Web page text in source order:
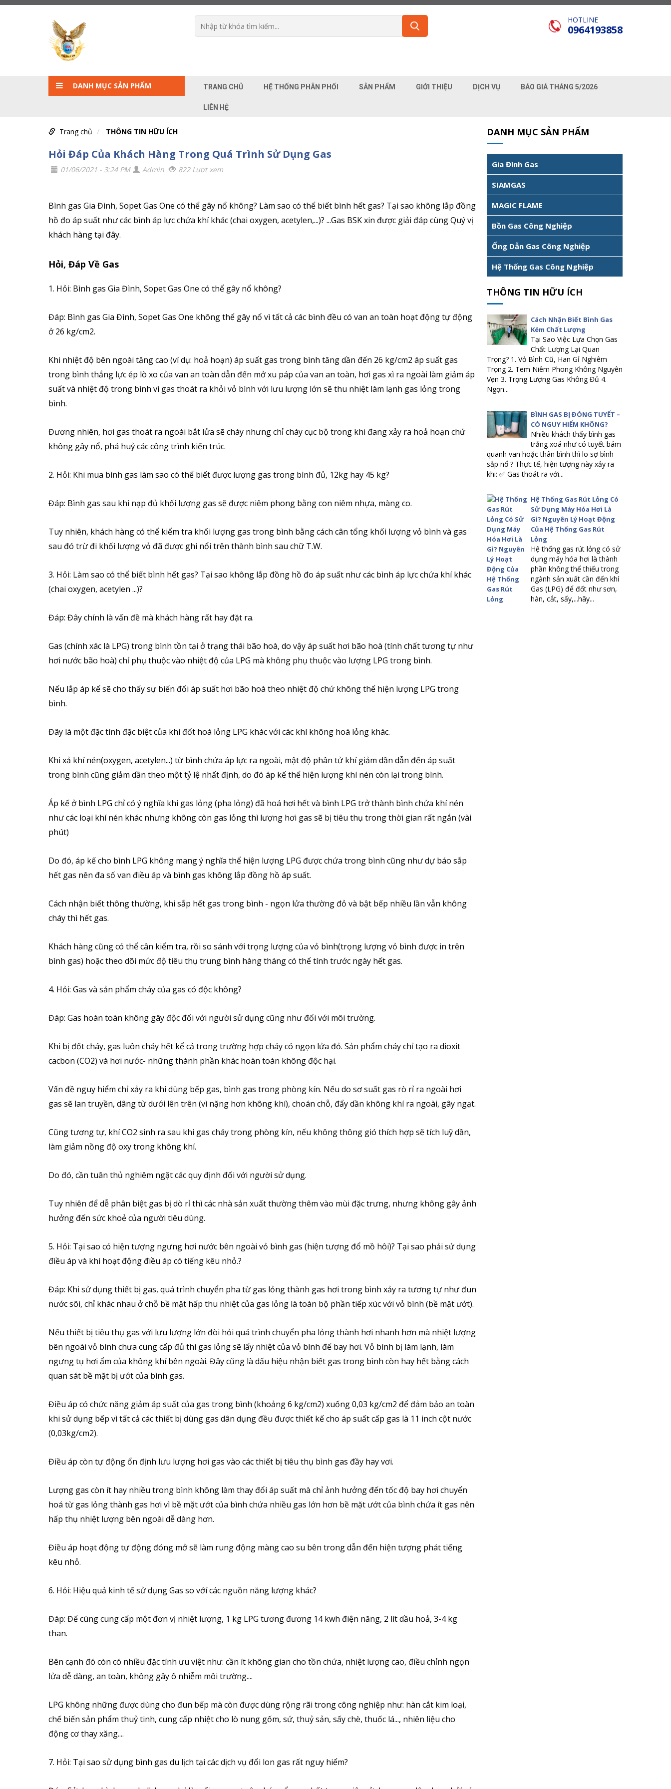
HOTLINE
0964193858
DANH MỤC SẢN PHẨM TRANG CHỦ HỆ THỐNG PHÂN PHỐI SẢN PHẨM GIỚI THIỆU DỊCH VỤ BÁO GIÁ THÁNG 5/2026
LIÊN HỆ
Trang chủ THÔNG TIN HỮU ÍCH
Hỏi Đáp Của Khách Hàng Trong Quá Trình Sử Dụng Gas
01/06/2021 - 3:24 PM Admin 822 Lượt xem
Bình gas Gia Đình, Sopet Gas One có thể gây nổ không? Làm sao có thể biết bình hết gas? Tại sao không lắp đồng
hồ đo áp suất như các bình áp lực chứa khí khác (chai oxygen, acetylen,...)? ...Gas BSK xin được giải đáp cùng Quý vị
khách hàng tại đây.
Hỏi, Đáp Về Gas
1. Hỏi: Bình gas Gia Đình, Sopet Gas One có thể gây nổ không?
Đáp: Bình gas Gia Đình, Sopet Gas One không thể gây nổ vì tất cả các bình đều có van an toàn hoạt động tự động
ở 26 kg/cm2.
Khi nhiệt độ bên ngoài tăng cao (ví dụ: hoả hoạn) áp suất gas trong bình tăng dần đến 26 kg/cm2 áp suất gas
trong bình thắng lực ép lò xo của van an toàn dẫn đến mở xu páp của van an toàn, hơi gas xì ra ngoài làm giảm áp
suất và nhiệt độ trong bình vì gas thoát ra khỏi vỏ bình với lưu lượng lớn sẽ thu nhiệt làm lạnh gas lỏng trong
bình.
Đương nhiên, hơi gas thoát ra ngoài bắt lửa sẽ cháy nhưng chỉ cháy cục bộ trong khi đang xảy ra hoả hoạn chứ
không gây nổ, phá huỷ các công trình kiến trúc.
2. Hỏi: Khi mua bình gas làm sao có thể biết được lượng gas trong bình đủ, 12kg hay 45 kg?
Đáp: Bình gas sau khi nạp đủ khối lượng gas sẽ được niêm phong bằng con niêm nhựa, màng co.
Tuy nhiên, khách hàng có thể kiểm tra khối lượng gas trong bình bằng cách cân tổng khối lượng vỏ bình và gas
sau đó trừ đi khối lượng vỏ đã được ghi nổi trên thành bình sau chữ T.W.
3. Hỏi: Làm sao có thể biết bình hết gas? Tại sao không lắp đồng hồ đo áp suất như các bình áp lực chứa khí khác
(chai oxygen, acetylen ...)?
Đáp: Đây chính là vấn đề mà khách hàng rất hay đặt ra.
Gas (chính xác là LPG) trong bình tồn tại ở trạng thái bão hoà, do vậy áp suất hơi bão hoà (tính chất tương tự như
hơi nước bão hoà) chỉ phụ thuộc vào nhiệt độ của LPG mà không phụ thuộc vào lượng LPG trong bình.
Nếu lắp áp kế sẽ cho thấy sự biến đổi áp suất hơi bão hoà theo nhiệt độ chứ không thể hiện lượng LPG trong
bình.
Đây là một đặc tính đặc biệt của khí đốt hoá lỏng LPG khác với các khí không hoá lỏng khác.
Khi xả khí nén(oxygen, acetylen...) từ bình chứa áp lực ra ngoài, mật độ phân tử khí giảm dần dẫn đến áp suất
trong bình cũng giảm dần theo một tỷ lệ nhất định, do đó áp kế thể hiện lượng khí nén còn lại trong bình.
Áp kế ở bình LPG chỉ có ý nghĩa khi gas lỏng (pha lỏng) đã hoá hơi hết và bình LPG trở thành bình chứa khí nén
như các loại khí nén khác nhưng không còn gas lỏng thì lượng hơi gas sẽ bị tiêu thụ trong thời gian rất ngắn (vài
phút)
Do đó, áp kế cho bình LPG không mang ý nghĩa thể hiện lượng LPG được chứa trong bình cũng như dự báo sắp
hết gas nên đa số van điều áp và bình gas không lắp đồng hồ áp suất.
Cách nhận biết thông thường, khi sắp hết gas trong bình - ngọn lửa thường đỏ và bật bếp nhiều lần vẫn không
cháy thì hết gas.
Khách hàng cũng có thể cân kiểm tra, rồi so sánh với trọng lượng của vỏ bình(trọng lượng vỏ bình được in trên
bình gas) hoặc theo dõi mức độ tiêu thụ trung bình hàng tháng có thể tính trước ngày hết gas.
4. Hỏi: Gas và sản phẩm cháy của gas có độc không?
Đáp: Gas hoàn toàn không gây độc đối với người sử dụng cũng như đối với môi trường.
Khi bị đốt cháy, gas luôn cháy hết kể cả trong trường hợp cháy có ngọn lửa đỏ. Sản phẩm cháy chỉ tạo ra dioxit
cacbon (CO2) và hơi nước- những thành phần khác hoàn toàn không độc hại.
Vấn đề nguy hiểm chỉ xảy ra khi dùng bếp gas, bình gas trong phòng kín. Nếu do sơ suất gas rò rỉ ra ngoài hơi
gas sẽ lan truyền, dâng từ dưới lên trên (vì nặng hơn không khí), choán chỗ, đẩy dần không khí ra ngoài, gây ngạt.
Cũng tương tự, khí CO2 sinh ra sau khi gas cháy trong phòng kín, nếu không thông gió thích hợp sẽ tích luỹ dần,
làm giảm nồng độ oxy trong không khí.
Do đó, cần tuân thủ nghiêm ngặt các quy định đối với người sử dụng.
Tuy nhiên để dễ phân biệt gas bị dò rỉ thì các nhà sản xuất thường thêm vào mùi đặc trưng, nhưng không gây ảnh
hưởng đến sức khoẻ của người tiêu dùng.
5. Hỏi: Tại sao có hiện tượng ngưng hơi nước bên ngoài vỏ bình gas (hiện tượng đổ mồ hôi)? Tại sao phải sử dụng
điều áp và khi hoạt động điều áp có tiếng kêu nhỏ.?
Đáp: Khi sử dụng thiết bị gas, quá trình chuyển pha từ gas lỏng thành gas hơi trong bình xảy ra tương tự như đun
nước sôi, chỉ khác nhau ở chỗ bề mặt hấp thu nhiệt của gas lỏng là toàn bộ phần tiếp xúc với vỏ bình (bề mặt ướt).
Nếu thiết bị tiêu thụ gas với lưu lượng lớn đòi hỏi quá trình chuyển pha lỏng thành hơi nhanh hơn mà nhiệt lượng
bên ngoài vỏ bình chưa cung cấp đủ thì gas lỏng sẽ lấy nhiệt của vỏ bình để bay hơi. Vỏ bình bị làm lạnh, làm
ngưng tụ hơi ẩm của không khí bên ngoài. Đây cũng là dấu hiệu nhận biết gas trong bình còn hay hết bằng cách
quan sát bề mặt bị ướt của bình gas.
Điều áp có chức năng giảm áp suất của gas trong bình (khoảng 6 kg/cm2) xuống 0,03 kg/cm2 để đảm bảo an toàn
khi sử dụng bếp vì tất cả các thiết bị dùng gas dân dụng đều được thiết kế cho áp suất cấp gas là 11 inch cột nước
(0,03kg/cm2).
Điều áp còn tự động ổn định lưu lượng hơi gas vào các thiết bị tiêu thụ bình gas đầy hay vơi.
Lượng gas còn ít hay nhiều trong bình không làm thay đổi áp suất mà chỉ ảnh hưởng đến tốc độ bay hơi chuyển
hoá từ gas lỏng thành gas hơi vì bề mặt ướt của bình chứa nhiều gas lớn hơn bề mặt ướt của bình chứa ít gas nên
hấp thụ nhiệt lượng bên ngoài dễ dàng hơn.
Điều áp hoạt động tự động đóng mở sẽ làm rung động màng cao su bên trong dẫn đến hiện tượng phát tiếng
kêu nhỏ.
6. Hỏi: Hiệu quả kinh tế sử dụng Gas so vớí các nguồn năng lượng khác?
Đáp: Để cùng cung cấp một đơn vị nhiệt lượng, 1 kg LPG tương đương 14 kwh điện năng, 2 lít dầu hoả, 3-4 kg
than.
Bên cạnh đó còn có nhiều đặc tính ưu việt như: cần ít không gian cho tồn chứa, nhiệt lượng cao, điều chỉnh ngọn
lửa dễ dàng, an toàn, không gây ô nhiễm môi trường....
LPG không những được dùng cho đun bếp mà còn được dùng rộng rãi trong công nghiệp như: hàn cắt kim loại,
chế biến sản phẩm thuỷ tinh, cung cấp nhiệt cho lò nung gốm, sứ, thuỷ sản, sấy chè, thuốc lá..., nhiên liệu cho
động cơ thay xăng....
7. Hỏi: Tại sao sử dụng bình gas du lịch tại các dịch vụ đổi lon gas rất nguy hiểm?
DANH MỤC SẢN PHẨM
Gia Đình Gas
SIAMGAS
MAGIC FLAME
Bồn Gas Công Nghiệp
Ống Dẫn Gas Công Nghiệp
Hệ Thống Gas Công Nghiệp
THÔNG TIN HỮU ÍCH
Cách Nhận Biết Bình Gas
Kém Chất Lượng
Tại Sao Việc Lựa Chọn Gas
Chất Lượng Lại Quan
Trọng? 1. Vỏ Bình Cũ, Han Gỉ Nghiêm
Trọng 2. Tem Niêm Phong Không Nguyên
Vẹn 3. Trọng Lượng Gas Không Đủ 4.
Ngọn...
BÌNH GAS BỊ ĐÓNG TUYẾT –
CÓ NGUY HIỂM KHÔNG?
Nhiều khách thấy bình gas
trắng xoá như có tuyết bám
quanh van hoặc thân bình thì lo sợ bình
sắp nổ ? Thực tế, hiện tượng này xảy ra
khi: ✅ Gas thoát ra với...
Hệ Thống Gas Rút Lỏng Có
Sử Dụng Máy Hóa Hơi Là
Gì? Nguyên Lý Hoạt Động
Của Hệ Thống Gas Rút
Lỏng
Hệ thống gas rút lỏng có sử
dụng máy hóa hơi là thành
phần không thể thiếu trong
ngành sản xuất cần đến khí
Gas (LPG) để đốt như sơn,
hàn, cắt, sấy,...hãy...